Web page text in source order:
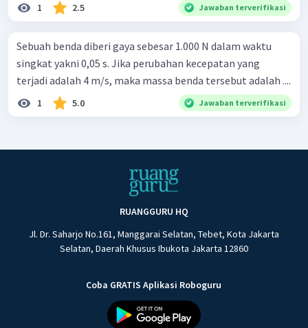
1 2.5 Jawaban terverifikasi
Sebuah benda diberi gaya sebesar 1.000 N dalam waktu
singkat yakni 0,05 s. Jika perubahan kecepatan yang
terjadi adalah 4 m/s, maka massa benda tersebut adalah ....
1 5.0 Jawaban terverifikasi
RUANGGURU HQ
Jl. Dr. Saharjo No.161, Manggarai Selatan, Tebet, Kota Jakarta
Selatan, Daerah Khusus Ibukota Jakarta 12860
Coba GRATIS Aplikasi Roboguru